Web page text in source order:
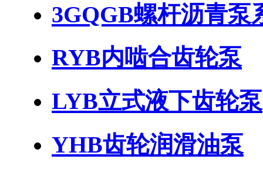
3GQGB螺杆沥青泵
RYB内啮合齿轮泵
LYB立式液下齿轮泵
YHB齿轮润滑油泵